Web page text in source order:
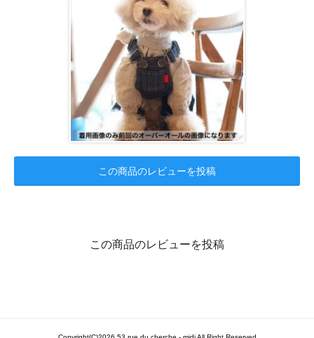
この商品のレビューを投稿
この商品のレビューを投稿